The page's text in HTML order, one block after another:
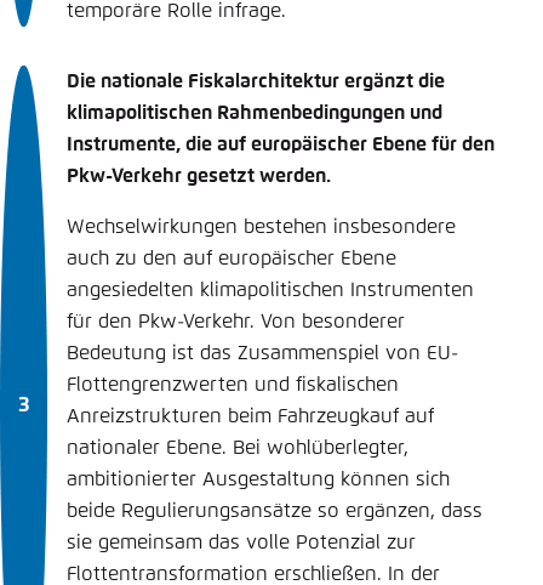
temporäre Rolle infrage.
Die nationale Fiskalarchitektur ergänzt die
klimapolitischen Rahmenbedingungen und
Instrumente, die auf europäischer Ebene für den
Pkw-Verkehr gesetzt werden.
Wechselwirkungen bestehen insbesondere
auch zu den auf europäischer Ebene
angesiedelten klimapolitischen Instrumenten
für den Pkw-Verkehr. Von besonderer
Bedeutung ist das Zusammenspiel von EU-
Flottengrenzwerten und fiskalischen
Anreizstrukturen beim Fahrzeugkauf auf
nationaler Ebene. Bei wohlüberlegter,
ambitionierter Ausgestaltung können sich
beide Regulierungsansätze so ergänzen, dass
sie gemeinsam das volle Potenzial zur
Flottentransformation erschließen. In der